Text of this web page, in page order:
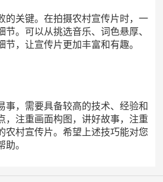
的关键。在拍摄农村宣传片时，一
节。可以从挑选音乐、词色悬厚、
节，让宣传片更加丰富和有趣。
事，需要具备较高的技术、经验和
，注重画面构图，讲好故事，注重
农村宣传片。希望上述技巧能对您
助。